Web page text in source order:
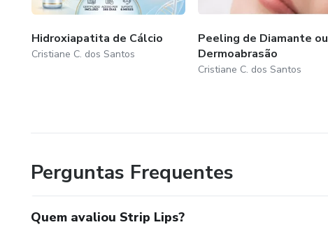
Hidroxiapatita de Cálcio
Cristiane C. dos Santos
Peeling de Diamante ou
Dermoabrasão
Cristiane C. dos Santos
Perguntas Frequentes
Quem avaliou Strip Lips?